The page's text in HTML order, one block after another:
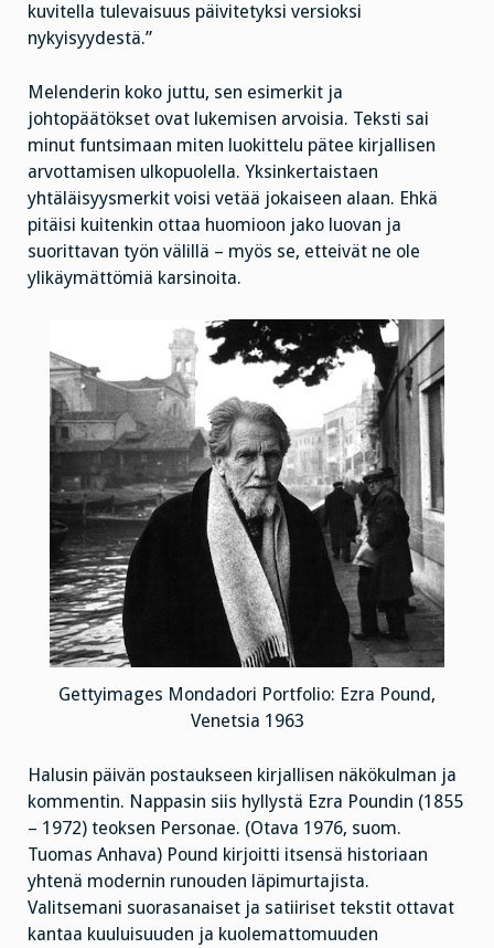
kuvitella tulevaisuus päivitetyksi versioksi
nykyisyydestä.”
Melenderin koko juttu, sen esimerkit ja
johtopäätökset ovat lukemisen arvoisia. Teksti sai
minut funtsimaan miten luokittelu pätee kirjallisen
arvottamisen ulkopuolella. Yksinkertaistaen
yhtäläisyysmerkit voisi vetää jokaiseen alaan. Ehkä
pitäisi kuitenkin ottaa huomioon jako luovan ja
suorittavan työn välillä – myös se, etteivät ne ole
ylikäymättömiä karsinoita.
Gettyimages Mondadori Portfolio: Ezra Pound,
Venetsia 1963
Halusin päivän postaukseen kirjallisen näkökulman ja
kommentin. Nappasin siis hyllystä Ezra Poundin (1855
– 1972) teoksen Personae. (Otava 1976, suom.
Tuomas Anhava) Pound kirjoitti itsensä historiaan
yhtenä modernin runouden läpimurtajista.
Valitsemani suorasanaiset ja satiiriset tekstit ottavat
kantaa kuuluisuuden ja kuolemattomuuden